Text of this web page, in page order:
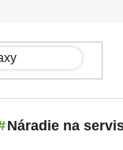
Náradie na